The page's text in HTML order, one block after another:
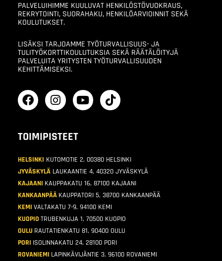
PALVELUIHIMME KUULUVAT HENKILÖSTÖVUOKRAUS,
REKRYTOINTI, SUORAHAKU, HENKILÖARVIOINNIT SEKÄ
KOULUTUKSET.
LISÄKSI TARJOAMME TYÖTURVALLISUUS- JA
TULITYÖKORTTIKOULUTUKSIA SEKÄ RÄÄTÄLÖITYJÄ
PALVELUITA YRITYSTEN TYÖTURVALLISUUDEN
KEHITTÄMISEKSI.
TOIMIPISTEET
HELSINKI KUTOMOTIE 2, 00380 HELSINKI
JYVÄSKYLÄLAUKAANTIE 4, 40320 JYVÄSKYLÄ
KAJAANI KAUPPAKATU 16, 87100 KAJAANI
KANKAANPÄÄ KAUPPATORI 5, 38700 KANKAANPÄÄ
KEMI VALTAKATU 7-9, 94100 KEMI
KUOPIO TRUBENKUJA 1, 70500 KUOPIO
OULU RAUTATIENKATU 81, 90400 OULU
PORI ISOLINNAKATU 24, 28100 PORI
ROVANIEMI LAPINKÄVIJÄNTIE 3, 96100 ROVANIEMI